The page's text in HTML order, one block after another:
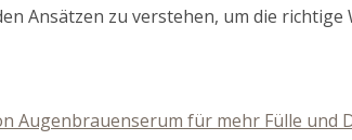
Ansätzen zu verstehen, um die richtige
Augenbrauenserum für mehr Fülle und